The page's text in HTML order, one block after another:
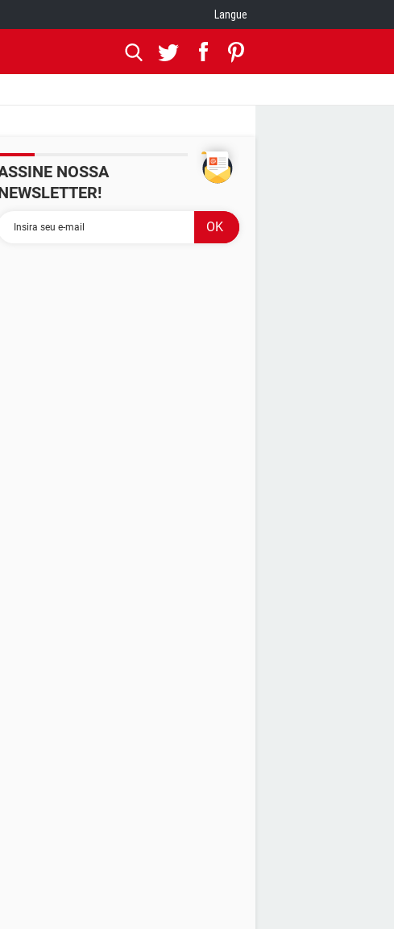
Langue
NOSSA